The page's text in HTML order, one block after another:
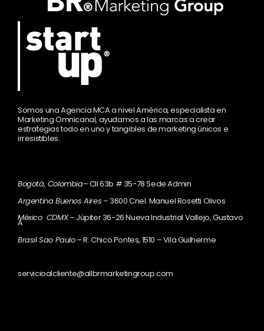
Somos una Agencia MCA a nivel América, especialista en
Marketing Omnicanal, ayudamos a las marcas a crear
estrategias todo en uno y tangibles de marketing únicos e
irresistibles.
Bogotá, Colombia– Cll 63b # 35-78 Sede Admin
Argentina Buenos Aires – 3600 Cnel. Manuel Rosetti Olivos
México CDMX– Júpiter 36-26 Nueva Industrial Vallejo, Gustavo
A
Brasil Sao Paulo– R. Chico Pontes, 1510 – Vila Guilherme
servicioalcliente@allbrmarketingroup.com